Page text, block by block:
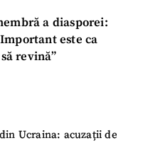
a diasporei:
este ca
revină”
Ucraina: acuzații de